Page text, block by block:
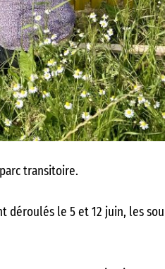
transitoire.
déroulés le 5 et 12 juin, les